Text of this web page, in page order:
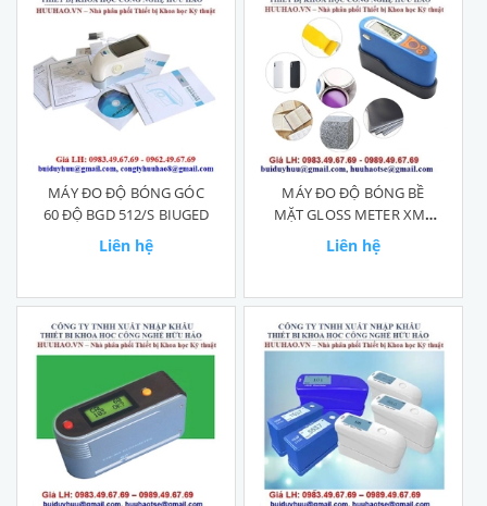
MÁY ĐO ĐỘ BÓNG GÓC
60 ĐỘ BGD 512/S BIUGED
Liên hệ
MÁY ĐO ĐỘ BÓNG BỀ
MẶT GLOSS METER XM6
JND
Liên hệ